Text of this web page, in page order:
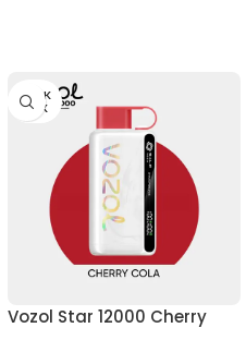
STOK
YOK
Vozol Star 12000 Cherry